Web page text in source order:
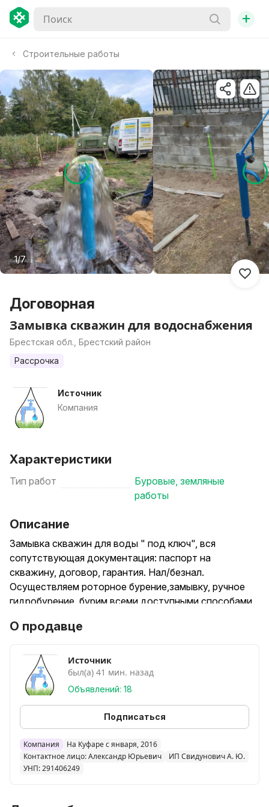
+
Строительные работы
1/7
Договорная
Замывка скважин для водоснабжения
Брестская обл., Брестский район
Рассрочка
Источник
Компания
Характеристики
Тип работ
Буровые, земляные
работы
Описание
Замывка скважин для воды " под ключ", вся
сопутствующая документация: паспорт на
скважину, договор, гарантия. Нал/безнал.
Осуществляем роторное бурение,замывку, ручное
гидробурение, бурим всеми доступными способами
50, 90, 125мм. Обслуживаем Брестскую, Минскую и
воды из скважины. Установка кессона. Прокладка и
утепление трубопровода от скважины до насосной
станции, либо от погружного насоса до источников
водоразбора. Подключение и обслуживание
поверхностных(гидрофоров) и погружных насосов,
установка автоматики и гидробака, разводка воды
от насоса до водоразборных приборов(умывальник,
душ, стиралка и т. д. ) Бурение скважин под
геотермальное отопление с тепловыми насосами.
под дорогой для закладки гильзы под электрику.
О продавце
Источник
был(а) 41 мин. назад
Объявлений: 18
Подписаться
Компания
На Куфаре с января, 2016
Контактное лицо: Александр Юрьевич
ИП Свидунович А. Ю.
УНП: 291406249